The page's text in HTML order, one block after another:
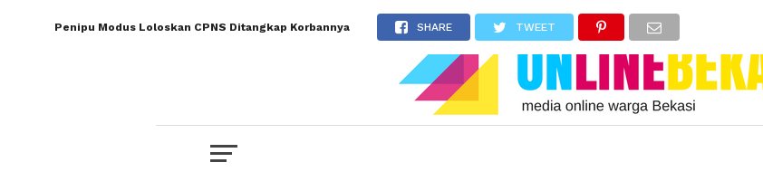
Penipu Modus Loloskan CPNS Ditangkap Korbannya SHARE TWEET